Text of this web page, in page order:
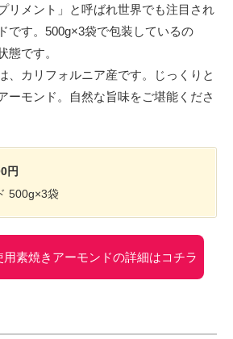
リメント」と呼ばれ世界でも注目され
です。500g×3袋で包装しているの
態です。
、カリフォルニア産です。じっくりと
ーモンド。自然な旨味をご堪能くださ
円
500g×3袋
素焼きアーモンドの詳細はコチラ